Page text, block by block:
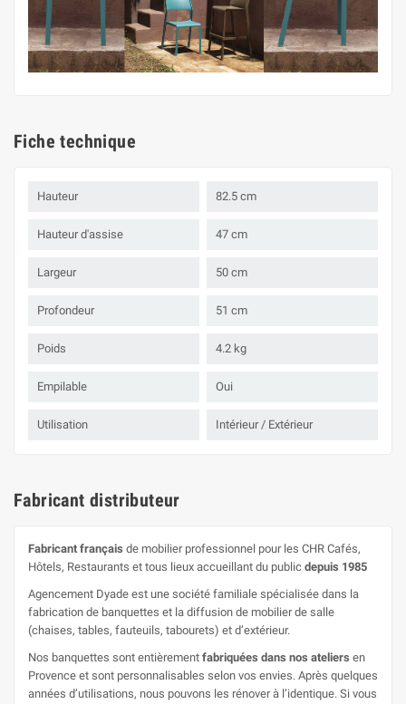
Fiche technique
Hauteur 82.5 cm
Hauteur d'assise 47 cm
Largeur 50 cm
Profondeur 51 cm
Poids 4.2 kg
Empilable Oui
Utilisation Intérieur / Extérieur
Fabricant distributeur
Fabricant français de mobilier professionnel pour les CHR Cafés,
Hôtels, Restaurants et tous lieux accueillant du public depuis 1985
Agencement Dyade est une société familiale spécialisée dans la
fabrication de banquettes et la diffusion de mobilier de salle
(chaises, tables, fauteuils, tabourets) et d’extérieur.
Nos banquettes sont entièrement fabriquées dans nos ateliers en
Provence et sont personnalisables selon vos envies. Après quelques
années d’utilisations, nous pouvons les rénover à l’identique. Si vous